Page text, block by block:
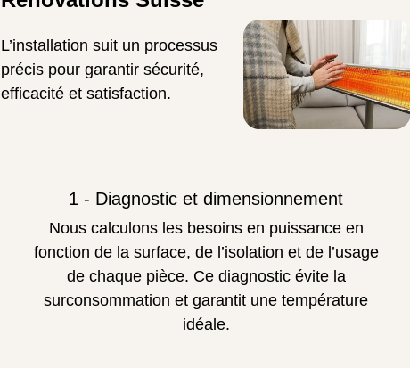
L’installation suit un processus
précis pour garantir sécurité,
efficacité et satisfaction.
1 - Diagnostic et dimensionnement
Nous calculons les besoins en puissance en
fonction de la surface, de l’isolation et de l’usage
de chaque pièce. Ce diagnostic évite la
surconsommation et garantit une température
idéale.